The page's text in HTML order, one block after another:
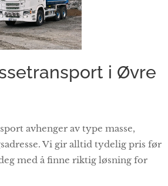
i Øvre
avhenger av type masse,
Vi gir alltid tydelig pris før
med å finne riktig løsning for